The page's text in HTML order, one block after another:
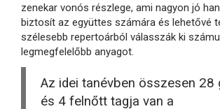
zenekar vonós részlege, ami nagyon jó
biztosít az együttes számára és lehetővé
szélesebb repertoárból válasszák ki
legmegfelelőbb anyagot.
Az idei tanévben összesen 28
és 4 felnőtt tagja van a